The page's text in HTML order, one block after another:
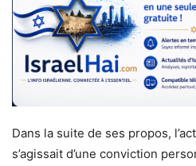
Dans la suite de ses propos,
s’agissait d’une conviction